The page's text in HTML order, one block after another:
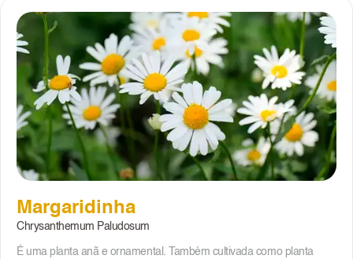
Margaridinha
Chrysanthemum Paludosum
É uma planta anã e ornamental. Também cultivada como planta